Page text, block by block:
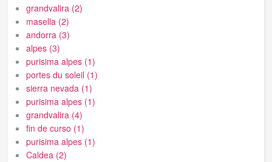
grandvalira (2)
masella (2)
andorra (3)
alpes (3)
purisima alpes (1)
portes du soleil (1)
sierra nevada (1)
purisima alpes (1)
grandvalira (4)
fin de curso (1)
purisima alpes (1)
Caldea (2)